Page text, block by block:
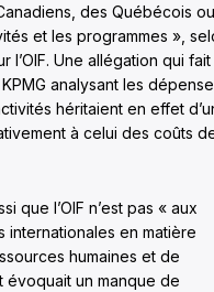
des Québécois ou
et les programmes »,
l’OIF. Une allégation qui fait
analysant les
héritaient en effet
à celui des coûts
que l’OIF n’est pas « aux
internationales en matière
humaines et de
évoquait un manque de